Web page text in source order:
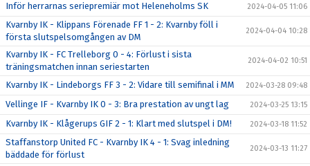
Inför herrarnas seriepremiär mot Heleneholms SK 2024-04-05 11:06
Kvarnby IK - Klippans Förenade FF 1 - 2: Kvarnby föll i
första slutspelsomgången av DM
2024-04-04 10:28
Kvarnby IK - FC Trelleborg 0 - 4: Förlust i sista
träningsmatchen innan seriestarten
2024-04-02 10:51
Kvarnby IK - Lindeborgs FF 3 - 2: Vidare till semifinal i MM 2024-03-28 09:48
Vellinge IF - Kvarnby IK 0 - 3: Bra prestation av ungt lag 2024-03-25 13:15
Kvarnby IK - Klågerups GIF 2 - 1: Klart med slutspel i DM! 2024-03-18 11:52
Staffanstorp United FC - Kvarnby IK 4 - 1: Svag inledning
bäddade för förlust
2024-03-13 11:27